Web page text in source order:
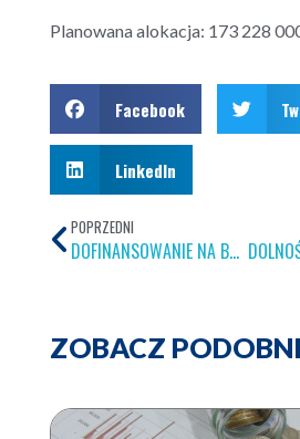
Planowana alokacja: 173 228
Facebook
LinkedIn
POPRZEDNI
DOFINANSOWANIE NA BADANIA, ROZWÓJ I INNOWACJE W PRZEDSIĘBIORSTWACH W ŚLĄSKIM
ZOBACZ